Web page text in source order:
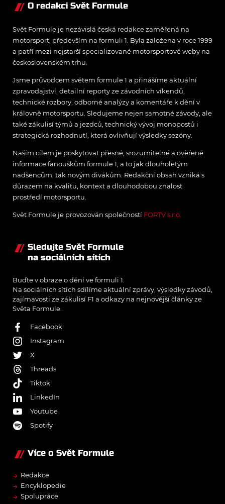
O redakci Svět Formule
Svět Formule je nezávislá česká redakce zaměřená na
motorsport, především na formuli 1. Byla založena v roce 1999
a patří mezi nejstarší specializované motorsportové weby na
československém trhu.
Jsme průvodcem světem formule 1 a přinášíme aktuální
zpravodajství, detailní reporty ze závodních víkendů,
technické rozbory, odborné analýzy a komentáře k dění v
královně motorsportu. Sledujeme nejen samotné závody, ale
také zákulisí týmů a jezdců, technický vývoj monopostů i
strategická rozhodnutí, která ovlivňují výsledky sezóny.
Naším cílem je poskytovat přesné, srozumitelné a ověřené
informace fanouškům formule 1, a to jak dlouholetým
nadšencům, tak novým divákům. Redakční obsah vzniká s
důrazem na kvalitu, kontext a dlouhodobou znalost
prostředí motorsportu.
Svět Formule je provozován společností FORTV s.r.o.
Sledujte Svět Formule
na sociálních sítích
Buďte v obraze o dění ve formuli 1.
Na sociálních sítích sdílíme aktuální zprávy, výsledky závodů,
zajímavosti ze zákulisí F1 a odkazy na nejnovější články ze
Světa Formule.
Facebook
Instagram
X
Threads
Tiktok
LinkedIn
Youtube
Spotify
Více o Svět Formule
→ Redakce
→ Encyklopedie
→ Spolupráce